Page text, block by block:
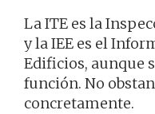
La ITE es la
y la IEE es el
Edificios, aunque
función. No
concretamente.